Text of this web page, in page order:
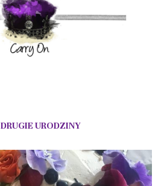
DRUGIE URODZINY